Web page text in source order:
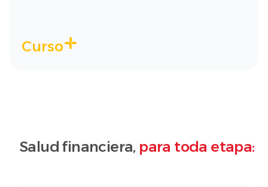
Curso
Salud financiera, para toda etapa: